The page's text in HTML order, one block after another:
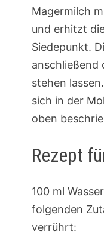
Magermilch
und erhitzt
Siedepunkt.
anschließend
stehen
sich in der
oben
Rezept
100 ml
folgenden
verrührt: